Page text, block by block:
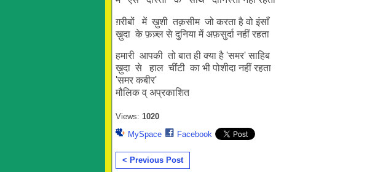
ग़रीबों में ख़ुशी तक़सीम जो करता है वो इंसाँ
ख़ुदा के फ़ज़्ल से दुनिया में अफ़सुर्दा नहीं रहता
हमारी आपकी तो बात ही क्या है 'समर' साहिब
ख़ुदा से हाल चींंटी का भी पोशीदा नहीं रहता
'समर कबीर'
मौलिक व् अप्रकाशित
Views: 1020
MySpace
Facebook
< Previous Post